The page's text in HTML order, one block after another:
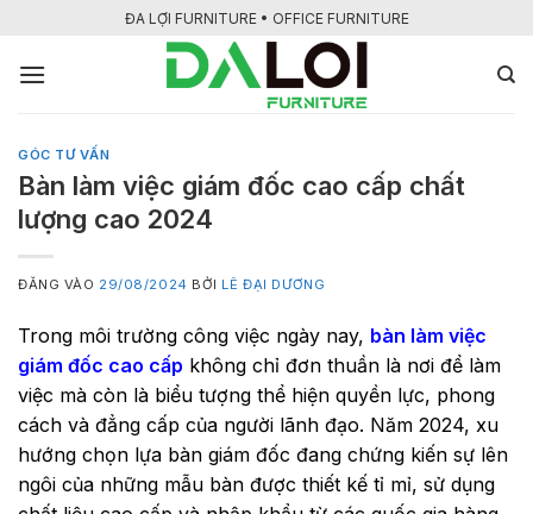
nội
ĐA LỢI FURNITURE • OFFICE FURNITURE
GÓC TƯ VẤN
Bàn làm việc giám đốc cao cấp chất
lượng cao 2024
ĐĂNG VÀO 29/08/2024 BỞI LÊ ĐẠI DƯƠNG
Trong môi trường công việc ngày nay, bàn làm việc
giám đốc cao cấp không chỉ đơn thuần là nơi để làm
việc mà còn là biểu tượng thể hiện quyền lực, phong
cách và đẳng cấp của người lãnh đạo. Năm 2024, xu
hướng chọn lựa bàn giám đốc đang chứng kiến sự lên
ngôi của những mẫu bàn được thiết kế tỉ mỉ, sử dụng